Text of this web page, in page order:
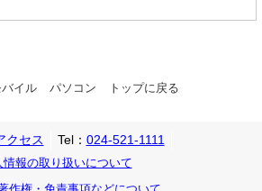
バイル パソコン トップに戻る
クセス Tel： 024-521-1111
情報の取り扱いについて